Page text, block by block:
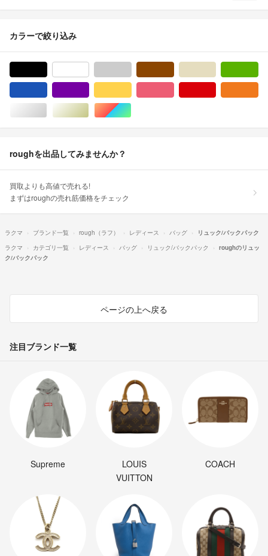
カラーで絞り込み
シルバー/銀色系ゴールド/金色系マルチカラー
roughを出品してみませんか？
買取よりも高値で売れる!
まずはroughの売れ筋価格をチェック
ラクマ ブランド一覧 rough（ラフ） レディース バッグ
リュック/バックパック
ラクマ
カテゴリ一覧 レディース バッグ リュック/バックパック
roughのリュッ
ク/バックパック
ページの上へ戻る
注目ブランド一覧
Supreme
LOUIS
VUITTON
COACH